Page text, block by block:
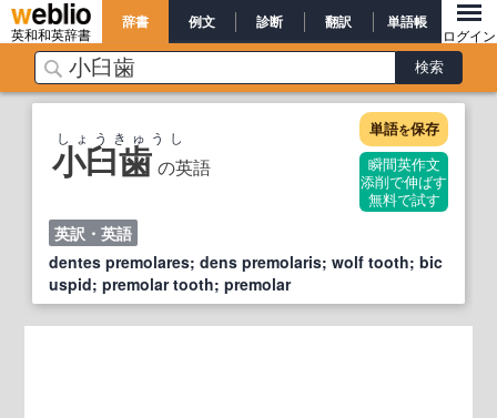
英和和英辞書
辞書 例文 診断 翻訳 単語帳
ログイン
小臼歯 の英語
しょうきゅうし 単語を保存
瞬間英作文
添削で伸ばす
無料で試す
英訳・英語
dentes premolares; dens premolaris; wolf tooth; bic
uspid; premolar tooth; premolar